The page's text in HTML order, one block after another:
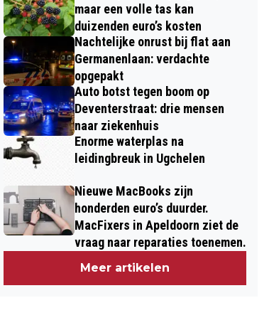
maar een volle tas kan
duizenden euro’s kosten
Nachtelijke onrust bij flat aan
Germanenlaan: verdachte
opgepakt
Auto botst tegen boom op
Deventerstraat: drie mensen
naar ziekenhuis
Enorme waterplas na
leidingbreuk in Ugchelen
Nieuwe MacBooks zijn
honderden euro’s duurder.
MacFixers in Apeldoorn ziet de
vraag naar reparaties toenemen.
Meer artikelen